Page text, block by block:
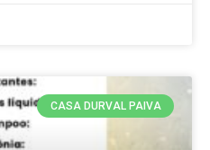
CASA DURVAL PAIVA